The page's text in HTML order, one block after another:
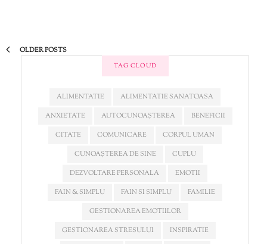
OLDER POSTS
TAG CLOUD
ALIMENTATIE
ALIMENTATIE SANATOASA
ANXIETATE
AUTOCUNOAȘTEREA
BENEFICII
CITATE
COMUNICARE
CORPUL UMAN
CUNOAȘTEREA DE SINE
CUPLU
DEZVOLTARE PERSONALA
EMOTII
FAIN & SIMPLU
FAIN SI SIMPLU
FAMILIE
GESTIONAREA EMOTIILOR
GESTIONAREA STRESULUI
INSPIRATIE